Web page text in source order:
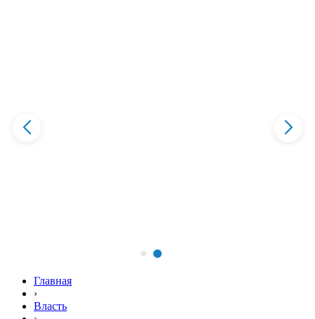
Главная
›
Власть